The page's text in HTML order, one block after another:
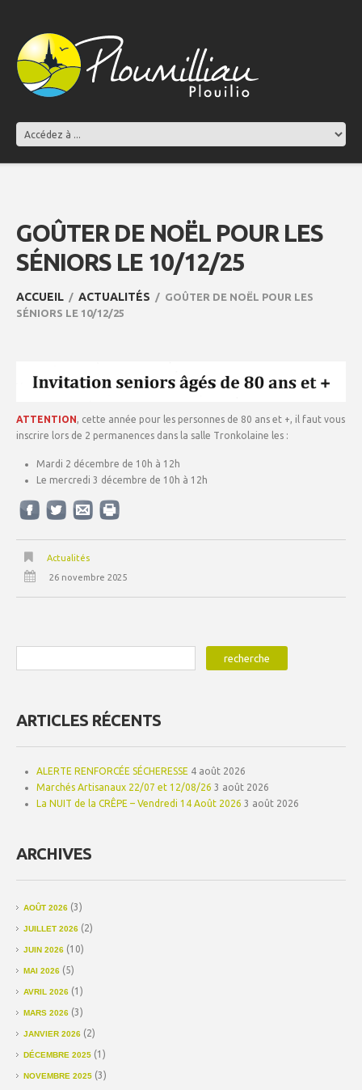
GOÛTER DE NOËL POUR LES
SÉNIORS LE 10/12/25
ACCUEIL ACTUALITÉS
GOÛTER DE NOËL POUR LES
SÉNIORS LE 10/12/25
ATTENTION , cette année pour les personnes de 80 ans et +, il faut vous
inscrire lors de 2 permanences dans la salle Tronkolaine les :
Mardi 2 décembre de 10h à 12h
Le mercredi 3 décembre de 10h à 12h
Actualités
26 novembre 2025
ARTICLES RÉCENTS
ALERTE RENFORCÉE SÉCHERESSE 4 août 2026
Marchés Artisanaux 22/07 et 12/08/26 3 août 2026
La NUIT de la CRÊPE – Vendredi 14 Août 2026 3 août 2026
ARCHIVES
AOÛT 2026 (3)
JUILLET 2026 (2)
JUIN 2026 (10)
MAI 2026 (5)
AVRIL 2026 (1)
MARS 2026 (3)
JANVIER 2026 (2)
DÉCEMBRE 2025 (1)
NOVEMBRE 2025 (3)